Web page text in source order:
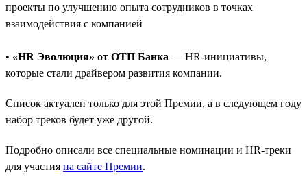
проекты по улучшению опыта сотрудников в точках
взаимодействия с компанией
• «HR Эволюция» от ОТП Банка — HR-инициативы,
которые стали драйвером развития компании.
Список актуален только для этой Премии, а в следующем году
набор треков будет уже другой.
Подробно описали все специальные номинации и HR-треки
для участия на сайте Премии.